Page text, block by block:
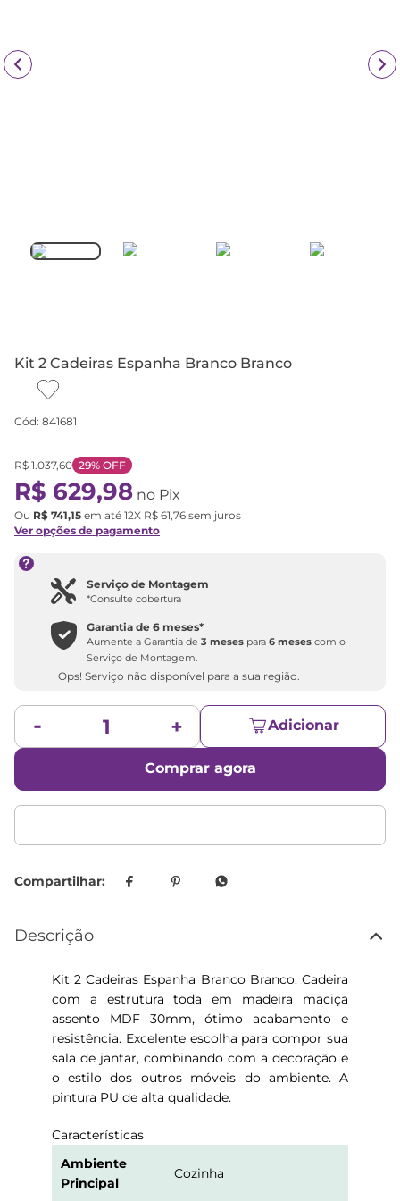
Kit 2 Cadeiras Espanha Branco Branco
Cód: 841681
R$ 1.037,60 29% OFF
R$ 629,98 no Pix
Ou R$ 741,15 em até 12X R$ 61,76 sem juros
Ver opções de pagamento
Serviço de Montagem
*Consulte cobertura
Garantia de6 meses*
Aumente a Garantia de3 meses para6 meses com o
Serviço de Montagem.
Ops! Serviço não disponível para a sua região.
Adicionar
Comprar agora
Descrição
Kit 2 Cadeiras Espanha Branco Branco. Cadeira
com a estrutura toda em madeira maciça
assento MDF 30mm, ótimo acabamento e
resistência. Excelente escolha para compor sua
sala de jantar, combinando com a decoração e
o estilo dos outros móveis do ambiente. A
pintura PU de alta qualidade.
Características
Ambiente
Principal
Cozinha